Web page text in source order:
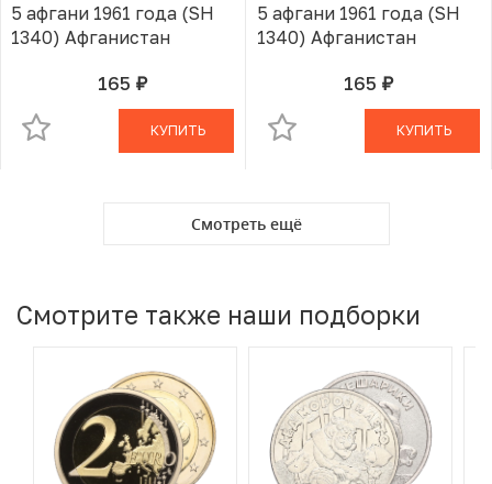
5 афгани 1961 года (SH
1340) Афганистан
165 руб.В КОРЗИНЕ
КУПИТЬ
5 афгани 1961 года (SH
1340) Афганистан
165 руб.В КОРЗИНЕ
КУПИТЬ
Смотреть ещё
Смотрите также наши подборки